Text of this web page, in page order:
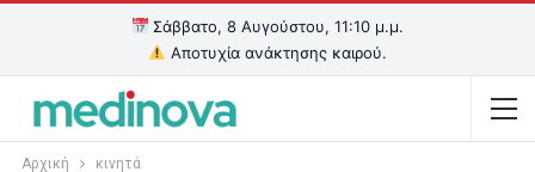
Σάββατο, 8 Αυγούστου, 11:10 μ.μ.
Αποτυχία ανάκτησης καιρού.
Αρχική κινητά